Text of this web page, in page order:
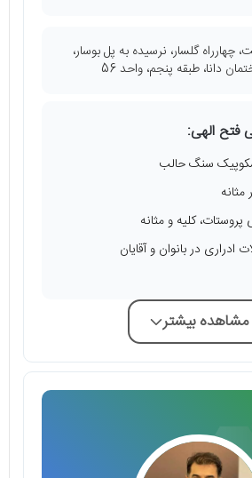
چهارراه گلسار، نرسیده به پل بوسار،
دانا، طبقه پنجم، واحد 56
فتح الهی:
سنگ حالب
پروستات، کلیه و مثانه
ادراری در بانوان و آقایان
مشاهده بیشتر